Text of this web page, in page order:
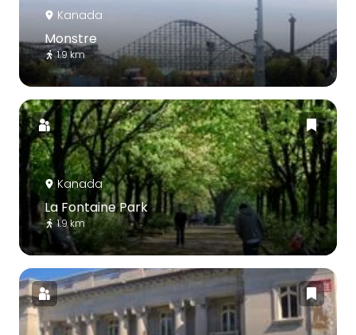
Kanada
Monstre
1.9 km
Kanada
La Fontaine Park
1.9 km